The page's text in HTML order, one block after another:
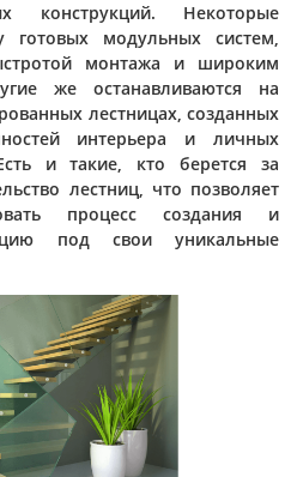
конструкций. Некоторые
готовых модульных систем,
монтажа и широким
же останавливаются на
лестницах, созданных
интерьера и личных
и такие, кто берется за
лестниц, что позволяет
процесс создания и
под свои уникальные